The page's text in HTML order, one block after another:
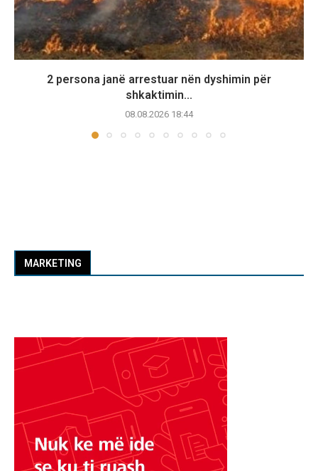
2 persona janë arrestuar nën dyshimin për
shkaktimin...
08.08.2026 18:44
MARKETING